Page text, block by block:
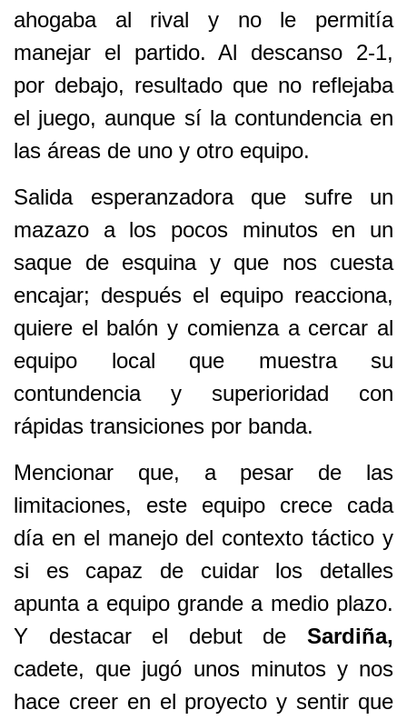
ahogaba al rival y no le permitía
manejar el partido. Al descanso 2-1,
por debajo, resultado que no reflejaba
el juego, aunque sí la contundencia en
las áreas de uno y otro equipo.
Salida esperanzadora que sufre un
mazazo a los pocos minutos en un
saque de esquina y que nos cuesta
encajar; después el equipo reacciona,
quiere el balón y comienza a cercar al
equipo local que muestra su
contundencia y superioridad con
rápidas transiciones por banda.
Mencionar que, a pesar de las
limitaciones, este equipo crece cada
día en el manejo del contexto táctico y
si es capaz de cuidar los detalles
apunta a equipo grande a medio plazo.
Y destacar el debut de Sardiña,
cadete, que jugó unos minutos y nos
hace creer en el proyecto y sentir que